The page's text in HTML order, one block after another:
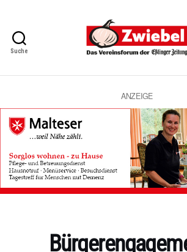
Suche
Vereinsforum
Eßlinger
Zeitung
ANZEIGE